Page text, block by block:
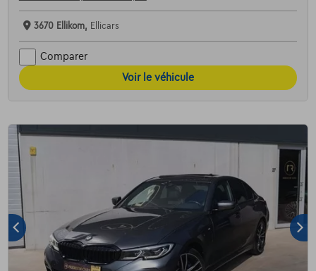
3670 Ellikom, Ellicars
Comparer
Voir le véhicule